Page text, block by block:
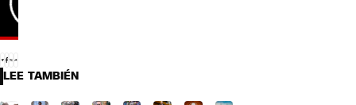
LEE TAMBIÉN